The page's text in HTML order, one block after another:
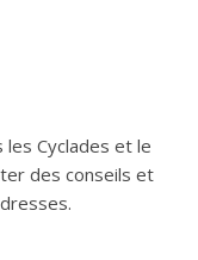
les Cyclades et le
des conseils et